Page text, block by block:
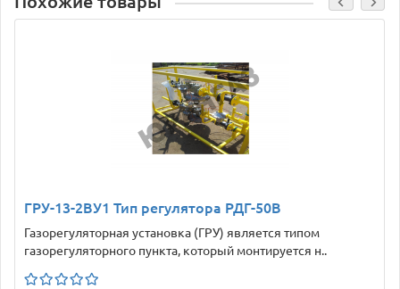
ГРУ-13-2ВУ1 Тип регулятора РДГ-50В
Газорегуляторная установка (ГРУ) является типом
газорегуляторного пункта, который монтируется н..